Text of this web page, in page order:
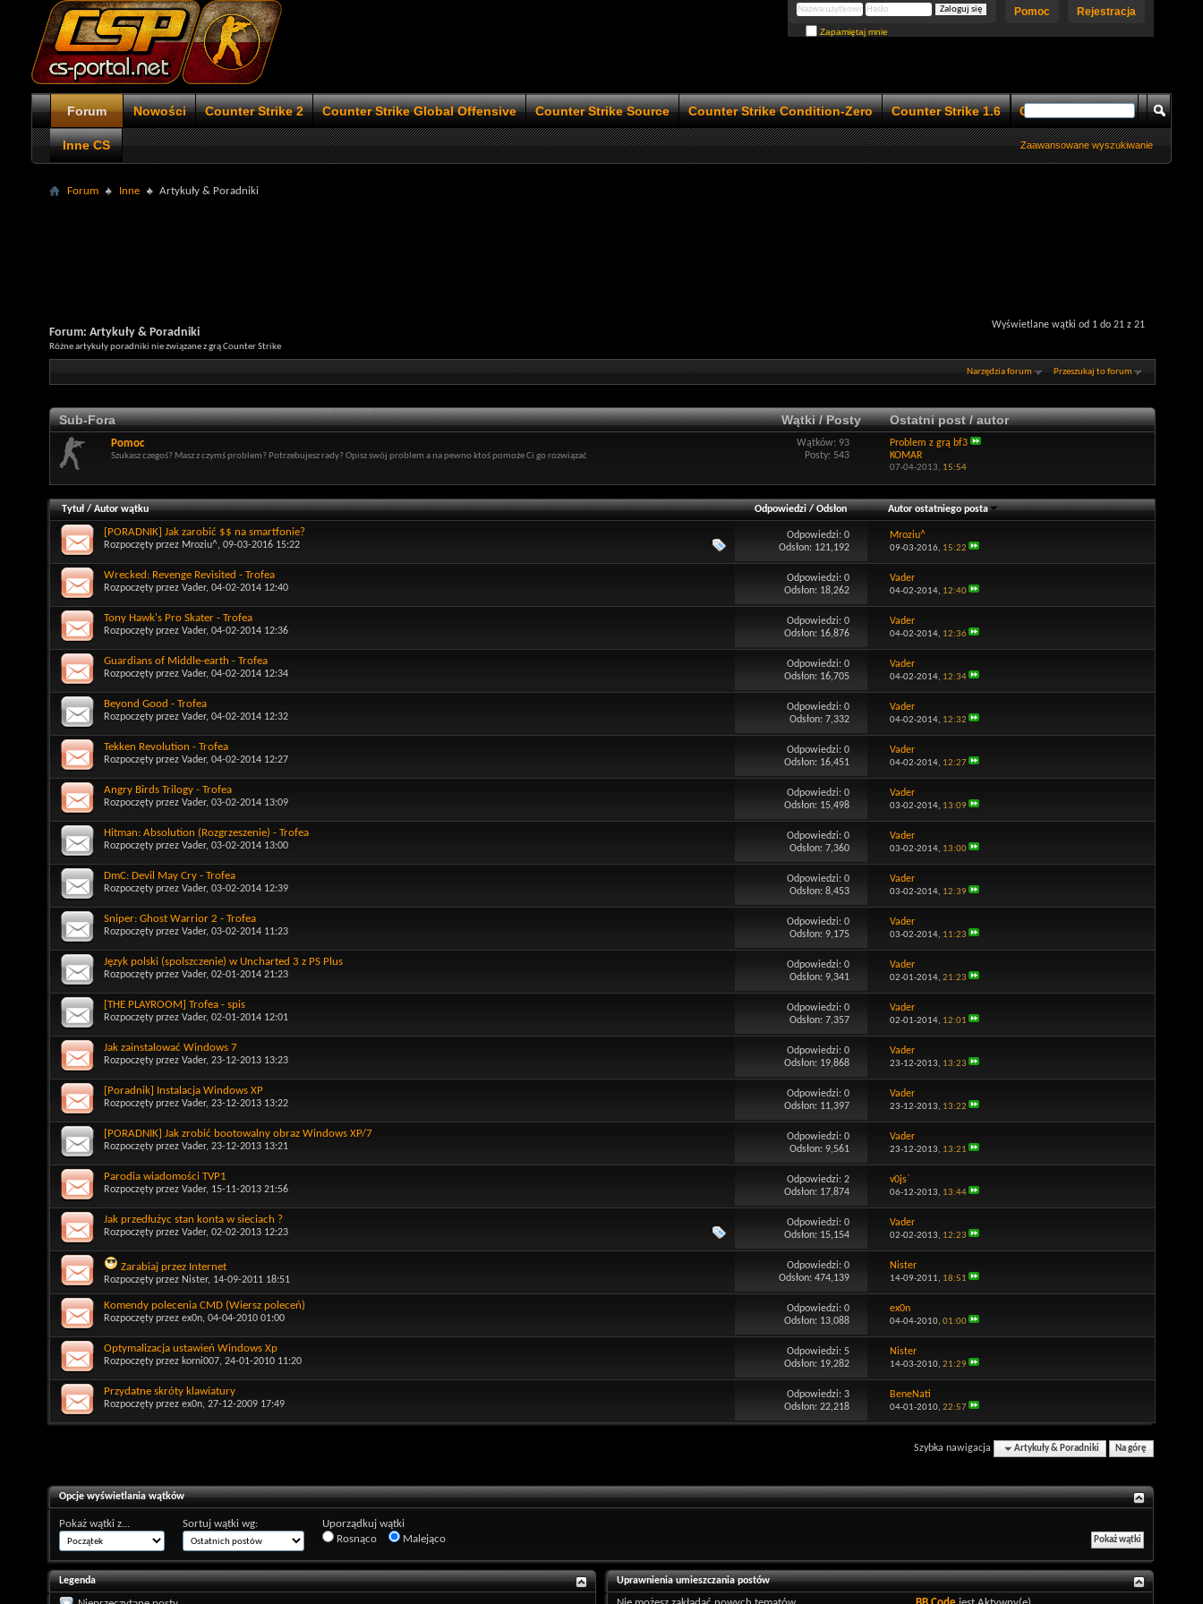
Rejestracja
Pomoc
Zapamiętaj mnie
Forum Nowości Counter Strike 2 Counter Strike Global Offensive Counter Strike Source Counter Strike Condition-Zero Counter Strike 1.6 Counter Strike 1.5
Inne CS Zaawansowane wyszukiwanie
Forum Inne Artykuły & Poradniki
Wyświetlane wątki od 1 do 21 z 21
Forum: Artykuły & Poradniki
Różne artykuły poradniki nie związane z grą Counter Strike
Narzędzia forum Przeszukaj to forum
Sub-Fora Wątki / Posty Ostatni post / autor
Pomoc
Szukasz czegoś? Masz z czymś problem? Potrzebujesz rady? Opisz swój problem a na pewno ktoś pomoże Ci go rozwiązać
Wątków: 93
Posty: 543
Problem z grą bf3
KOMAR
07-04-2013, 15:54
Tytuł/Autor wątku Odpowiedzi/Odsłon Autor ostatniego posta
[PORADNIK] Jak zarobić $$ na smartfonie?
Rozpoczęty przez Mroziu^, 09-03-2016 15:22
Odpowiedzi:0
Odsłon: 121,192
Mroziu^
09-03-2016, 15:22
Wrecked: Revenge Revisited - Trofea
Rozpoczęty przez Vader, 04-02-2014 12:40
Odpowiedzi:0
Odsłon: 18,262
Vader
04-02-2014, 12:40
Tony Hawk's Pro Skater - Trofea
Rozpoczęty przez Vader, 04-02-2014 12:36
Odpowiedzi:0
Odsłon: 16,876
Vader
04-02-2014, 12:36
Guardians of Middle-earth - Trofea
Rozpoczęty przez Vader, 04-02-2014 12:34
Odpowiedzi:0
Odsłon: 16,705
Vader
04-02-2014, 12:34
Beyond Good - Trofea
Rozpoczęty przez Vader, 04-02-2014 12:32
Odpowiedzi:0
Odsłon: 7,332
Vader
04-02-2014, 12:32
Tekken Revolution - Trofea
Rozpoczęty przez Vader, 04-02-2014 12:27
Odpowiedzi:0
Odsłon: 16,451
Vader
04-02-2014, 12:27
Angry Birds Trilogy - Trofea
Rozpoczęty przez Vader, 03-02-2014 13:09
Odpowiedzi:0
Odsłon: 15,498
Vader
03-02-2014, 13:09
Hitman: Absolution (Rozgrzeszenie) - Trofea
Rozpoczęty przez Vader, 03-02-2014 13:00
Odpowiedzi:0
Odsłon: 7,360
Vader
03-02-2014, 13:00
DmC: Devil May Cry - Trofea
Rozpoczęty przez Vader, 03-02-2014 12:39
Odpowiedzi:0
Odsłon: 8,453
Vader
03-02-2014, 12:39
Sniper: Ghost Warrior 2 - Trofea
Rozpoczęty przez Vader, 03-02-2014 11:23
Odpowiedzi:0
Odsłon: 9,175
Vader
03-02-2014, 11:23
Język polski (spolszczenie) w Uncharted 3 z PS Plus
Rozpoczęty przez Vader, 02-01-2014 21:23
Odpowiedzi:0
Odsłon: 9,341
Vader
02-01-2014, 21:23
[THE PLAYROOM] Trofea - spis
Rozpoczęty przez Vader, 02-01-2014 12:01
Odpowiedzi:0
Odsłon: 7,357
Vader
02-01-2014, 12:01
Jak zainstalować Windows 7
Rozpoczęty przez Vader, 23-12-2013 13:23
Odpowiedzi:0
Odsłon: 19,868
Vader
23-12-2013, 13:23
[Poradnik] Instalacja Windows XP
Rozpoczęty przez Vader, 23-12-2013 13:22
Odpowiedzi:0
Odsłon: 11,397
Vader
23-12-2013, 13:22
[PORADNIK] Jak zrobić bootowalny obraz Windows XP/7
Rozpoczęty przez Vader, 23-12-2013 13:21
Odpowiedzi:0
Odsłon: 9,561
Vader
23-12-2013, 13:21
Parodia wiadomości TVP1
Rozpoczęty przez Vader, 15-11-2013 21:56
Odpowiedzi:2
Odsłon: 17,874
v0js`
06-12-2013, 13:44
Jak przedłużyc stan konta w sieciach ?
Rozpoczęty przez Vader, 02-02-2013 12:23
Odpowiedzi:0
Odsłon: 15,154
Vader
02-02-2013, 12:23
Zarabiaj przez Internet
Rozpoczęty przez Nister, 14-09-2011 18:51
Odpowiedzi:0
Odsłon: 474,139
Nister
14-09-2011, 18:51
Komendy polecenia CMD (Wiersz poleceń)
Rozpoczęty przez ex0n, 04-04-2010 01:00
Odpowiedzi:0
Odsłon: 13,088
ex0n
04-04-2010, 01:00
Optymalizacja ustawień Windows Xp
Rozpoczęty przez korni007, 24-01-2010 11:20
Odpowiedzi:5
Odsłon: 19,282
Nister
14-03-2010, 21:29
Przydatne skróty klawiatury
Rozpoczęty przez ex0n, 27-12-2009 17:49
Odpowiedzi:3
Odsłon: 22,218
BeneNati
04-01-2010, 22:57
Szybka nawigacja Artykuły & Poradniki Na górę
Opcje wyświetlania wątków
Pokaż wątki z... Sortuj wątki wg:
Uporządkuj wątki
Rosnąco
Malejąco
Legenda Uprawnienia umieszczania postów